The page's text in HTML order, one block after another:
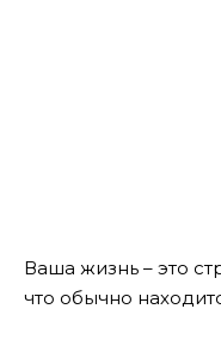
Ваша жизнь – это
что обычно